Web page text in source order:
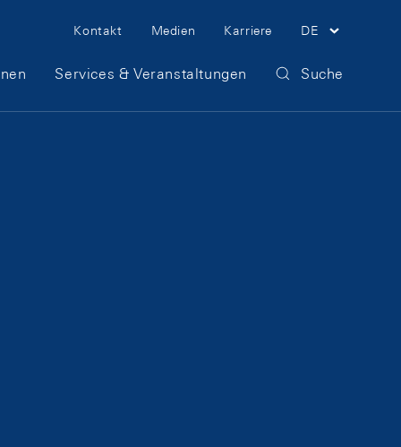
Meta Navigation
Kontakt Medien Karriere DE
Services & Veranstaltungen Suche